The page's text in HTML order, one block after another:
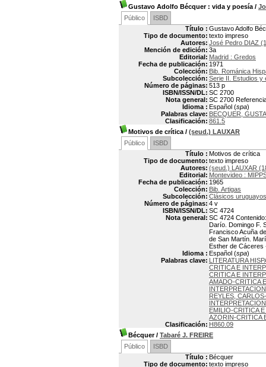
Gustavo Adolfo Bécquer: vida y poesía /
Público
ISBD
Título : Gustavo Adolfo
Tipo de documento: texto impreso
Autores: José Pedro DIAZ
Mención de edición: 3a
Editorial: Madrid : Gredos
Fecha de publicación: 1971
Colección: Bib. Románica
Subcolección: Serie II. Estudios y
Número de páginas: 513 p
ISBN/ISSN/DL: SC 2700
Nota general: SC 2700
Idioma : Español (spa)
Palabras clave: BECQUER,
Clasificación: 861.5
Motivos de crítica / (seud.) LAUXAR
Público
ISBD
Título : Motivos de crítica
Tipo de documento: texto impreso
Autores: (seud.) LAUXAR
Editorial: Montevideo :
Fecha de publicación: 1965
Colección: Bib. Artigas
Subcolección: Clásicos uruguayos
Número de páginas: 4 v
ISBN/ISSN/DL: SC 4724
Nota general: SC 4724
Darío. Domingo F.
Francisco Acuña
de San Martín.
Esther de Cáceres
Idioma : Español (spa)
Palabras clave: LITERATURA
CRITICA E
CRITICA E
AMADO-CRITICA
INTERPRETACION
REYLES,
INTERPRETACION
EMILIO-CRITICA
AZORIN-CRITICA
Clasificación: H860.09
Bécquer/ Tabaré J. FREIRE
Público
ISBD
Título : Bécquer
Tipo de documento: texto impreso